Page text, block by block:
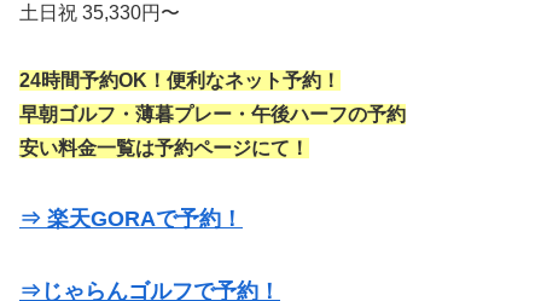
土日祝 35,330円〜
24時間予約OK！便利なネット予約！
早朝ゴルフ・薄暮プレー・午後ハーフの予約
安い料金一覧は予約ページにて！
⇒ 楽天GORAで予約！
⇒じゃらんゴルフで予約！